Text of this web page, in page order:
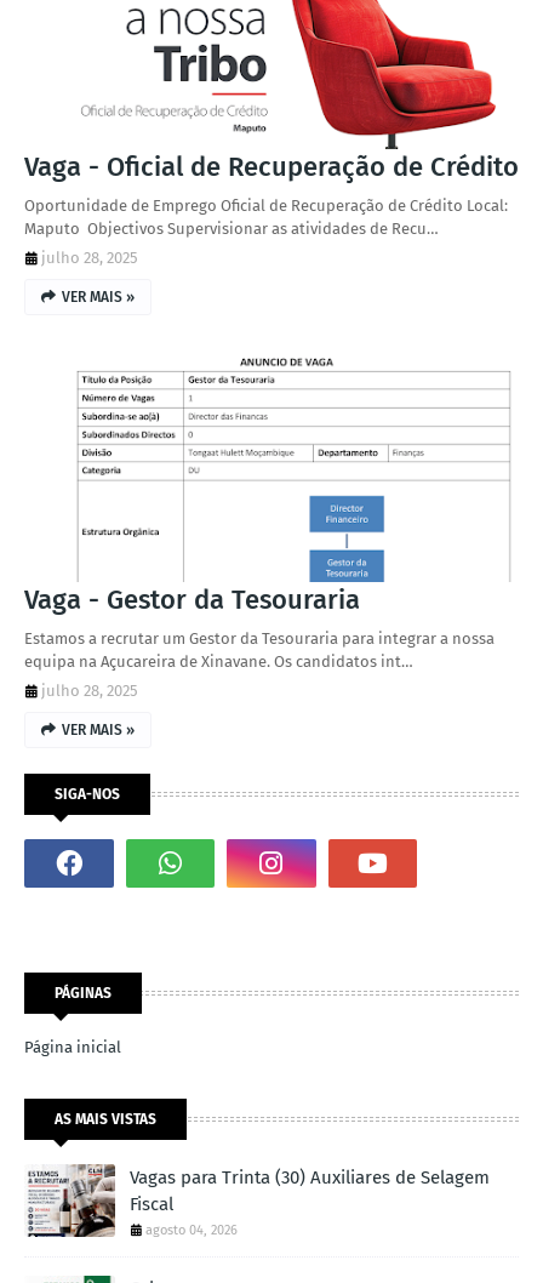
Vaga - Oficial de Recuperação de Crédito
Oportunidade de Emprego Oficial de Recuperação de Crédito Local:
Maputo Objectivos Supervisionar as atividades de Recu…
julho 28, 2025
VER MAIS »
Vaga - Gestor da Tesouraria
Estamos a recrutar um Gestor da Tesouraria para integrar a nossa
equipa na Açucareira de Xinavane. Os candidatos int…
julho 28, 2025
VER MAIS »
SIGA-NOS
PÁGINAS
Página inicial
AS MAIS VISTAS
Vagas para Trinta (30) Auxiliares de Selagem
Fiscal
agosto 04, 2026